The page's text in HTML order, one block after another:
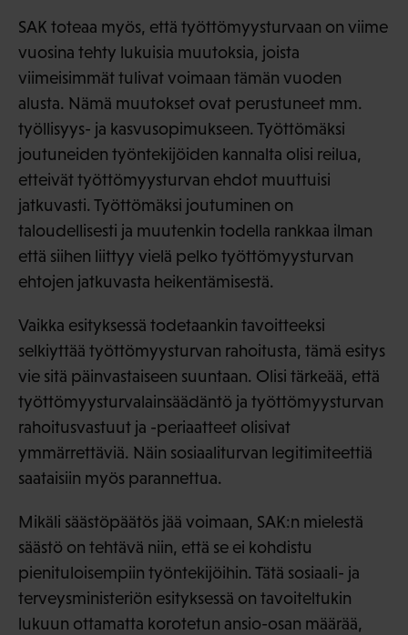
SAK toteaa myös, että työttömyysturvaan on viime
vuosina tehty lukuisia muutoksia, joista
viimeisimmät tulivat voimaan tämän vuoden
alusta. Nämä muutokset ovat perustuneet mm.
työllisyys- ja kasvusopimukseen. Työttömäksi
joutuneiden työntekijöiden kannalta olisi reilua,
etteivät työttömyysturvan ehdot muuttuisi
jatkuvasti. Työttömäksi joutuminen on
taloudellisesti ja muutenkin todella rankkaa ilman
että siihen liittyy vielä pelko työttömyysturvan
ehtojen jatkuvasta heikentämisestä.
Vaikka esityksessä todetaankin tavoitteeksi
selkiyttää työttömyysturvan rahoitusta, tämä esitys
vie sitä päinvastaiseen suuntaan. Olisi tärkeää, että
työttömyysturvalainsäädäntö ja työttömyysturvan
rahoitusvastuut ja -periaatteet olisivat
ymmärrettäviä. Näin sosiaaliturvan legitimiteettiä
saataisiin myös parannettua.
Mikäli säästöpäätös jää voimaan, SAK:n mielestä
säästö on tehtävä niin, että se ei kohdistu
pienituloisempiin työntekijöihin. Tätä sosiaali- ja
terveysministeriön esityksessä on tavoiteltukin
lukuun ottamatta korotetun ansio-osan määrää,